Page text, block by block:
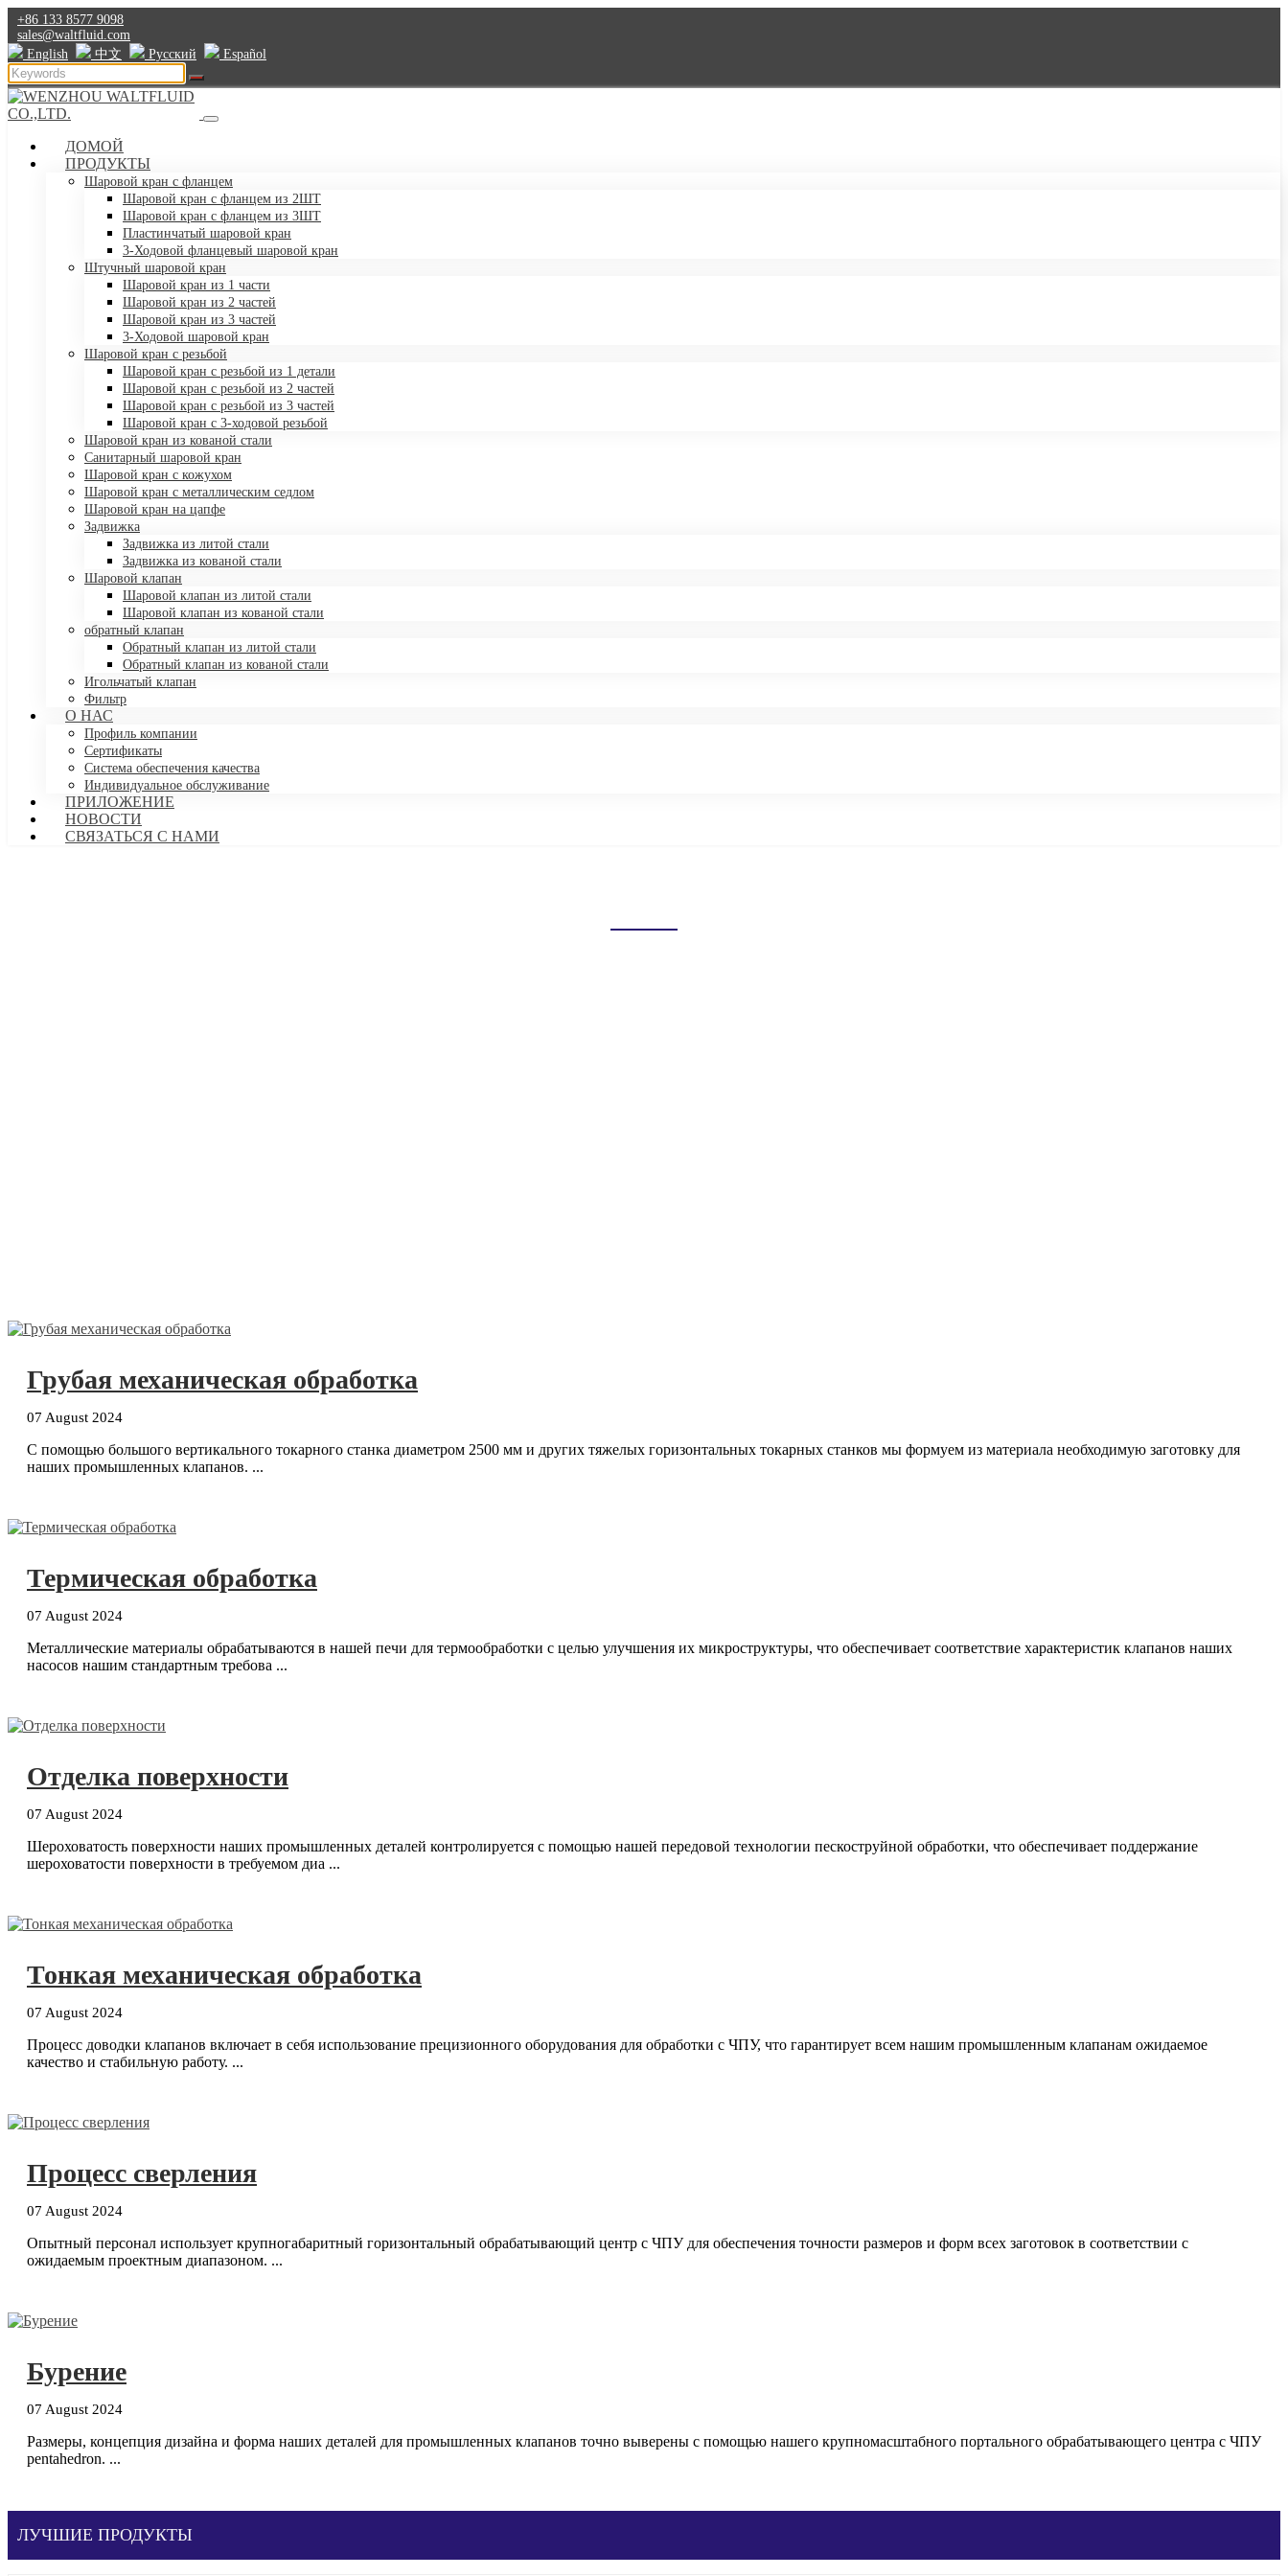
+86 133 8577 9098
sales@waltfluid.com
English
中文 Pусский Español
ДОМОЙ
ПРОДУКТЫ
Шаровой кран с фланцем
Шаровой кран с фланцем из 2ШТ
Шаровой кран с фланцем из 3ШТ
Пластинчатый шаровой кран
3-Ходовой фланцевый шаровой кран
Штучный шаровой кран
Шаровой кран из 1 части
Шаровой кран из 2 частей
Шаровой кран из 3 частей
3-Ходовой шаровой кран
Шаровой кран с резьбой
Шаровой кран с резьбой из 1 детали
Шаровой кран с резьбой из 2 частей
Шаровой кран с резьбой из 3 частей
Шаровой кран с 3-ходовой резьбой
Шаровой кран из кованой стали
Санитарный шаровой кран
Шаровой кран с кожухом
Шаровой кран с металлическим седлом
Шаровой кран на цапфе
Задвижка
Задвижка из литой стали
Задвижка из кованой стали
Шаровой клапан
Шаровой клапан из литой стали
Шаровой клапан из кованой стали
обратный клапан
Обратный клапан из литой стали
Обратный клапан из кованой стали
Игольчатый клапан
Фильтр
О НАС
Профиль компании
Сертификаты
Система обеспечения качества
Индивидуальное обслуживание
ПРИЛОЖЕНИЕ
НОВОСТИ
СВЯЗАТЬСЯ С НАМИ
Грубая механическая обработка
07 August 2024
С помощью большого вертикального токарного станка диаметром 2500 мм и других тяжелых горизонтальных токарных станков мы формуем из материала необходимую заготовку для
наших промышленных клапанов. ...
Термическая обработка
07 August 2024
Металлические материалы обрабатываются в нашей печи для термообработки с целью улучшения их микроструктуры, что обеспечивает соответствие характеристик клапанов наших
насосов нашим стандартным требова ...
Отделка поверхности
07 August 2024
Шероховатость поверхности наших промышленных деталей контролируется с помощью нашей передовой технологии пескоструйной обработки, что обеспечивает поддержание
шероховатости поверхности в требуемом диа ...
Тонкая механическая обработка
07 August 2024
Процесс доводки клапанов включает в себя использование прецизионного оборудования для обработки с ЧПУ, что гарантирует всем нашим промышленным клапанам ожидаемое
качество и стабильную работу. ...
Процесс сверления
07 August 2024
Опытный персонал использует крупногабаритный горизонтальный обрабатывающий центр с ЧПУ для обеспечения точности размеров и форм всех заготовок в соответствии с
ожидаемым проектным диапазоном. ...
Бурение
07 August 2024
Размеры, концепция дизайна и форма наших деталей для промышленных клапанов точно выверены с помощью нашего крупномасштабного портального обрабатывающего центра с ЧПУ
pentahedron. ...
ЛУЧШИЕ ПРОДУКТЫ